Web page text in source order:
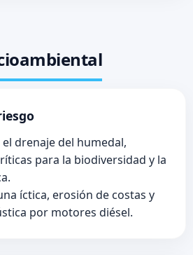
drenaje del humedal,
para la biodiversidad y la
íctica, erosión de costas y
por motores diésel.